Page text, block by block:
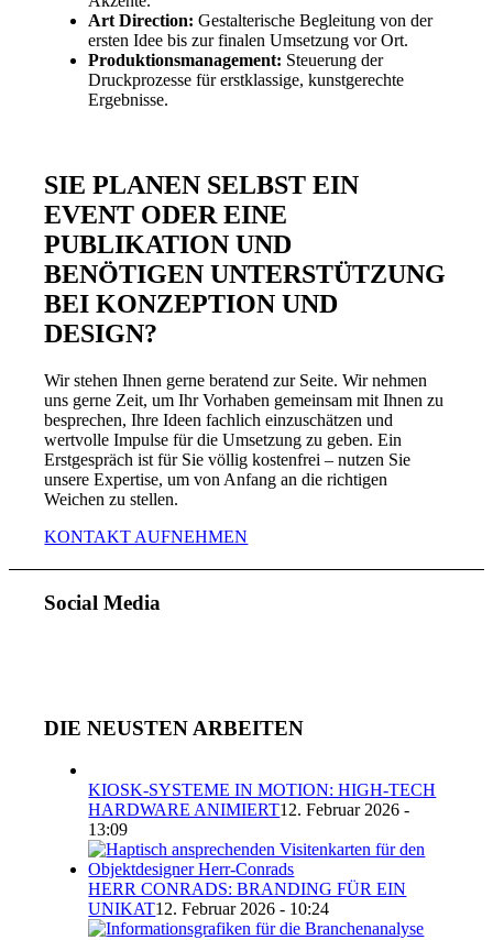
Art Direction: Gestalterische Begleitung von der
ersten Idee bis zur finalen Umsetzung vor Ort.
Produktionsmanagement: Steuerung der
Druckprozesse für erstklassige, kunstgerechte
Ergebnisse.
SIE PLANEN SELBST EIN
EVENT ODER EINE
PUBLIKATION UND
BENÖTIGEN UNTERSTÜTZUNG
BEI KONZEPTION UND
DESIGN?
Wir stehen Ihnen gerne beratend zur Seite. Wir nehmen
uns gerne Zeit, um Ihr Vorhaben gemeinsam mit Ihnen zu
besprechen, Ihre Ideen fachlich einzuschätzen und
wertvolle Impulse für die Umsetzung zu geben. Ein
Erstgespräch ist für Sie völlig kostenfrei – nutzen Sie
unsere Expertise, um von Anfang an die richtigen
Weichen zu stellen.
KONTAKT AUFNEHMEN
Social Media
DIE NEUSTEN ARBEITEN
KIOSK-SYSTEME IN MOTION: HIGH-TECH
HARDWARE ANIMIERT12. Februar 2026 -
13:09
HERR CONRADS: BRANDING FÜR EIN
UNIKAT12. Februar 2026 - 10:24